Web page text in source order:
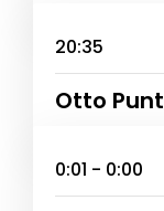
20:35
Otto
0:01 - 0:00